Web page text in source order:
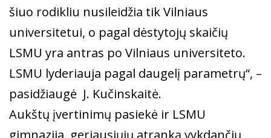
šiuo rodikliu nusileidžia tik Vilniaus
universitetui, o pagal dėstytojų skaičių
LSMU yra antras po Vilniaus universiteto.
LSMU lyderiauja pagal daugelį parametrų“, –
pasidžiaugė J. Kučinskaitė.
Aukštų įvertinimų pasiekė ir LSMU
gimnazija, geriausiųjų atranką vykdančių